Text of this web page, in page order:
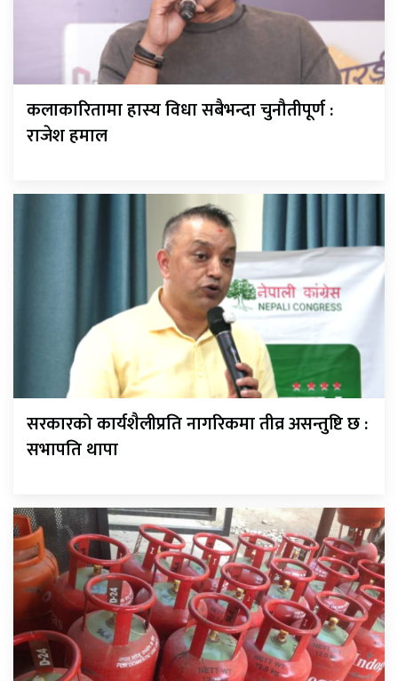
कलाकारितामा हास्य विधा सबैभन्दा चुनौतीपूर्ण :
राजेश हमाल
सरकारको कार्यशैलीप्रति नागरिकमा तीव्र असन्तुष्टि छ :
सभापति थापा